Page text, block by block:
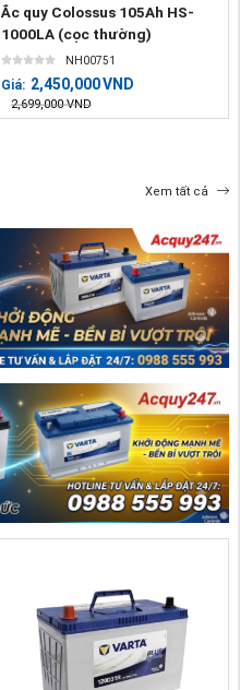
Ắc quy Colossus 105Ah HS-
1000LA (cọc thường)
NH00751
Giá: 2,450,000VND
2,699,000 VND
Xem tất cả